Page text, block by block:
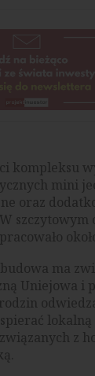
kompleksu
mini
oraz
szczytowym
ma
Uniejowa i
lokalną
z